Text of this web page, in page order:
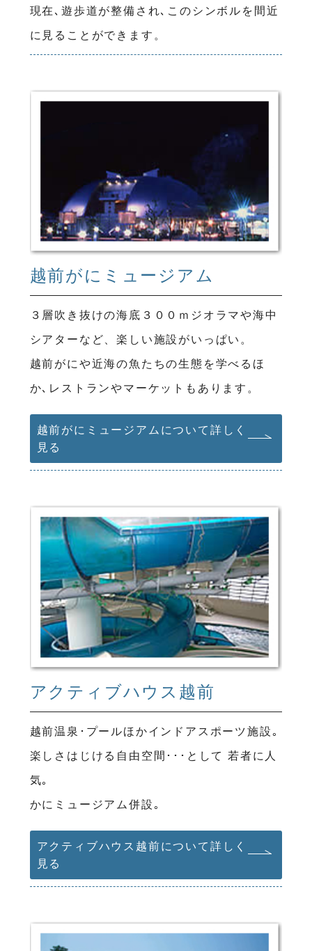
現在､遊歩道が整備され､このシンボルを間近
に見ることができます。
越前がにミュージアム
３層吹き抜けの海底３００ｍジオラマや海中
シアターなど、楽しい施設がいっぱい。
越前がにや近海の魚たちの生態を学べるほ
か､レストランやマーケットもあります。
越前がにミュージアムについて詳しく
見る
アクティブハウス越前
越前温泉･プールほかインドアスポーツ施設｡
楽しさはじける自由空間･･･として 若者に人
気｡
かにミュージアム併設｡
アクティブハウス越前について詳しく
見る